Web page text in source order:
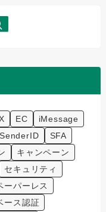
EC
iMessage
SenderID
SFA
キャンペーン
セキュリティ
ーパーレス
ース認証